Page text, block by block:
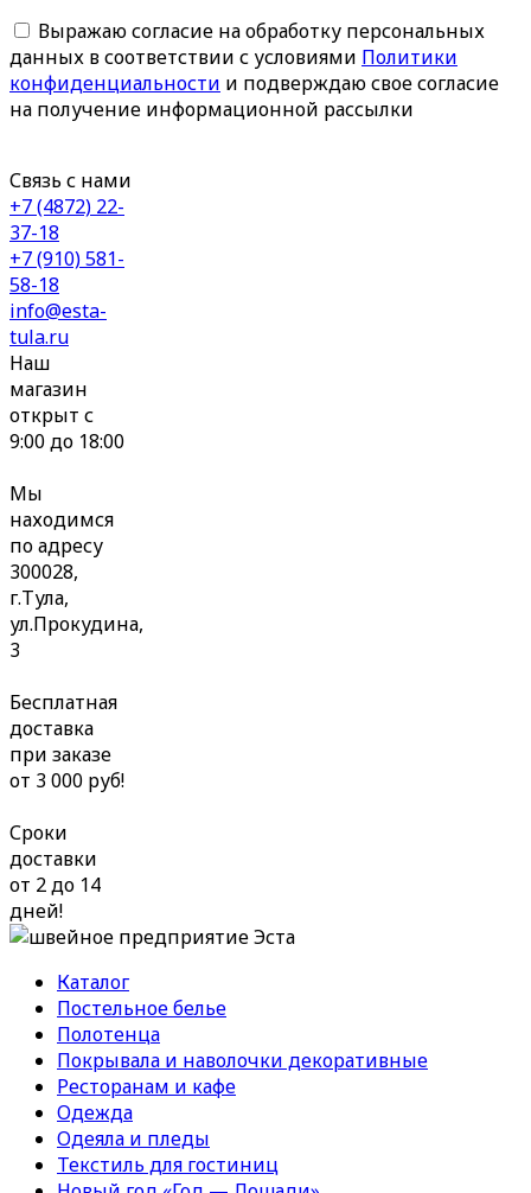
Выражаю согласие на обработку персональных
данных в соответствии с условиями Политики
конфиденциальности и подверждаю свое согласие
на получение информационной рассылки
Связь с нами
+7 (4872) 22-
37-18
+7 (910) 581-
58-18
info@esta-
tula.ru
Наш
магазин
открыт с
9:00 до 18:00
Мы
находимся
по адресу
300028,
г.Тула,
ул.Прокудина,
3
Бесплатная
доставка
при заказе
от 3 000 руб!
Сроки
доставки
от 2 до 14
дней!
Каталог
Постельное белье
Полотенца
Покрывала и наволочки декоративные
Ресторанам и кафе
Одежда
Одеяла и пледы
Текстиль для гостиниц